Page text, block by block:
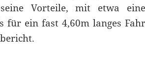
Vorteile, mit etwa
für ein fast 4,60m langes